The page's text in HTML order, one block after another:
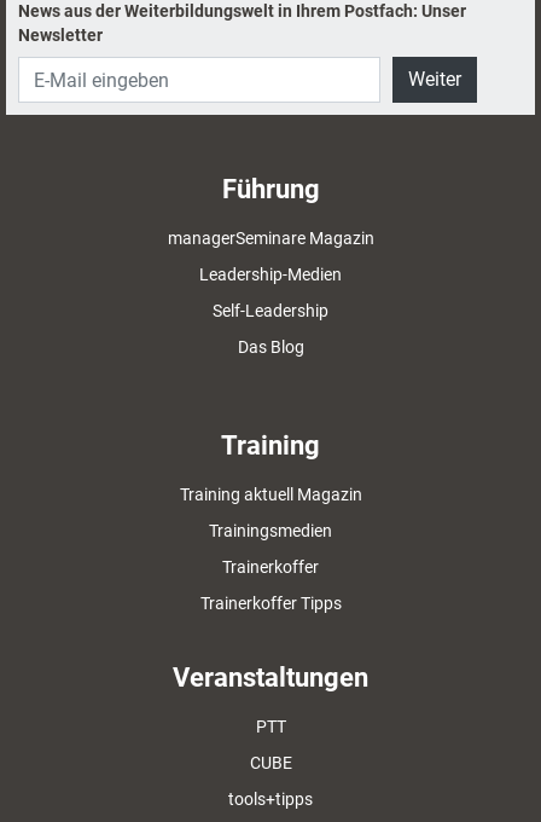
News aus der Weiterbildungswelt in Ihrem Postfach: Unser
Newsletter
Weiter
Führung
managerSeminare Magazin
Leadership-Medien
Self-Leadership
Das Blog
Training
Training aktuell Magazin
Trainingsmedien
Trainerkoffer
Trainerkoffer Tipps
Veranstaltungen
PTT
CUBE
tools+tipps